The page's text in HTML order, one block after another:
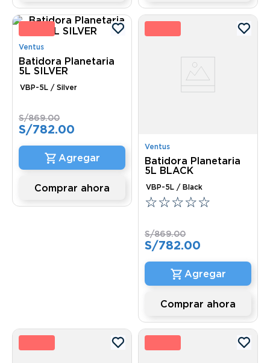
%
Ventus
Batidora Planetaria
5L SILVER
VBP-5L / Silver
S/869.00
S/782.00
Comprar ahora
10
Ventus
Batidora Planetaria
5L BLACK
VBP-5L / Black
☆☆☆☆☆
S/869.00
S/782.00
Comprar ahora
%
10